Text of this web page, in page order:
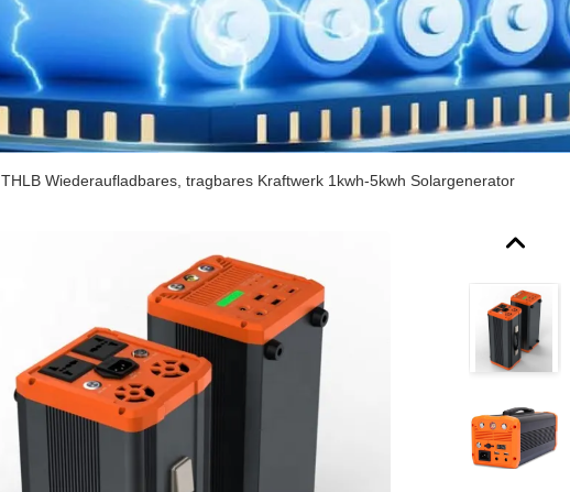
THLB Wiederaufladbares, tragbares Kraftwerk 1kwh-5kwh Solargenerator